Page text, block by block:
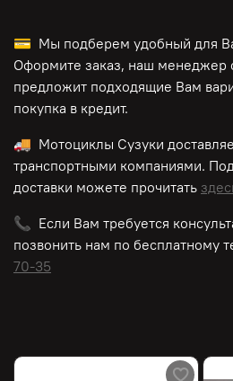
💳 Мы подберем удобный для
Оформите заказ, наш менеджер
предложит подходящие Вам
покупка в кредит.
🚚 Мотоциклы Сузуки
транспортными компаниями.
доставки можете прочитать
📞 Если Вам требуется
позвонить нам по бесплатному
70-35